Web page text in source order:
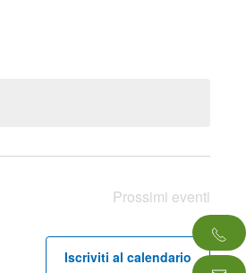
Prossimi eventi
Iscriviti al calendario